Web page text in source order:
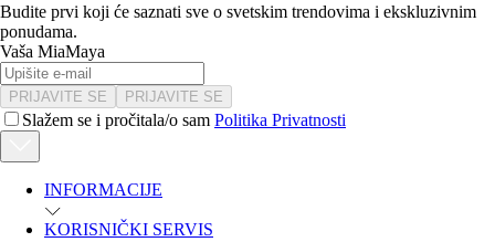
Budite prvi koji će saznati sve o svetskim trendovima i ekskluzivnim
ponudama.
Vaša MiaMaya
PRIJAVITE SE PRIJAVITE SE
Slažem se i pročitala/o sam Politika Privatnosti
INFORMACIJE
KORISNIČKI SERVIS